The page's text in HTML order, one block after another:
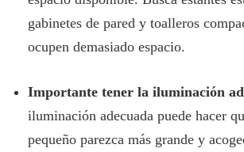
gabinetes de pared y toalleros
ocupen demasiado espacio.
Importante tener la iluminación
iluminación adecuada puede hacer
pequeño parezca más grande y